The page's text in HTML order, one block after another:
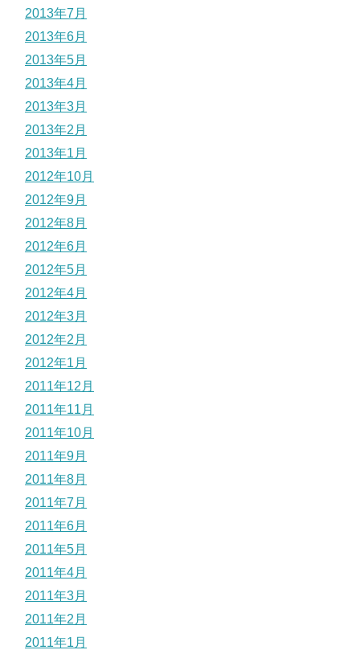
2013年7月
2013年6月
2013年5月
2013年4月
2013年3月
2013年2月
2013年1月
2012年10月
2012年9月
2012年8月
2012年6月
2012年5月
2012年4月
2012年3月
2012年2月
2012年1月
2011年12月
2011年11月
2011年10月
2011年9月
2011年8月
2011年7月
2011年6月
2011年5月
2011年4月
2011年3月
2011年2月
2011年1月